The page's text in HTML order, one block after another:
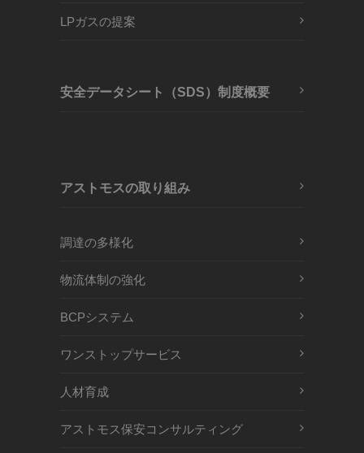
LPガスの提案
安全データシート（SDS）制度概要
アストモスの取り組み
調達の多様化
物流体制の強化
BCPシステム
ワンストップサービス
人材育成
アストモス保安コンサルティング